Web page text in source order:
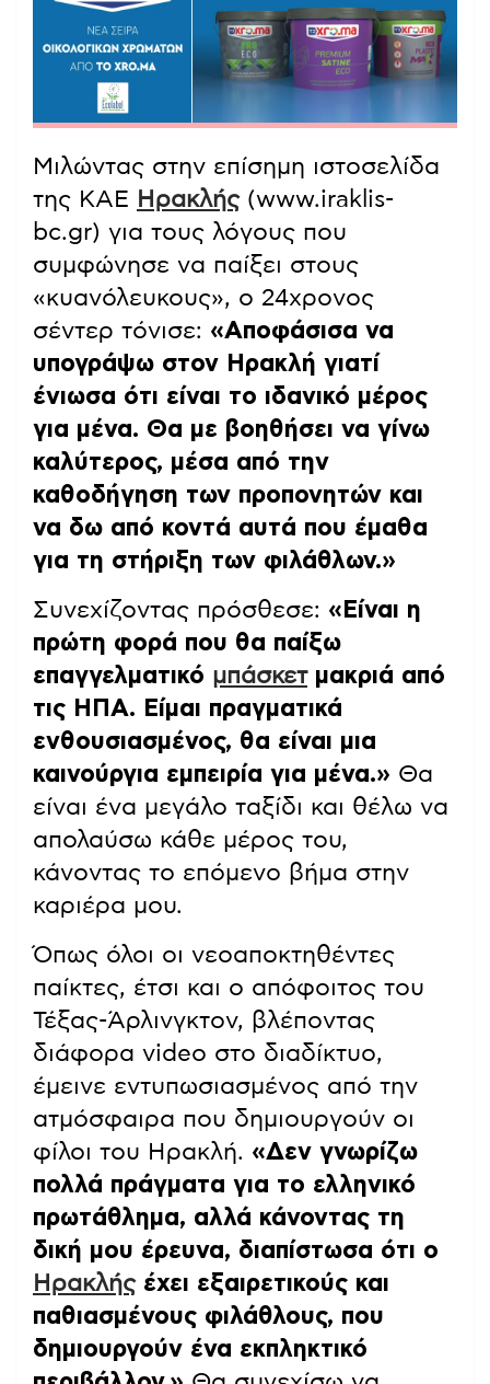
Μιλώντας στην επίσημη ιστοσελίδα
της ΚΑΕ Ηρακλής(www.iraklis-
bc.gr) για τους λόγους που
συμφώνησε να παίξει στους
«κυανόλευκους», ο 24χρονος
σέντερ τόνισε: «Αποφάσισα να
υπογράψω στον Ηρακλή γιατί
ένιωσα ότι είναι το ιδανικό μέρος
για μένα. Θα με βοηθήσει να γίνω
καλύτερος, μέσα από την
καθοδήγηση των προπονητών και
να δω από κοντά αυτά που έμαθα
για τη στήριξη των φιλάθλων.»
Συνεχίζοντας πρόσθεσε: «Είναι η
πρώτη φορά που θα παίξω
επαγγελματικό μπάσκετμακριά από
τις ΗΠΑ. Είμαι πραγματικά
ενθουσιασμένος, θα είναι μια
καινούργια εμπειρία για μένα.» Θα
είναι ένα μεγάλο ταξίδι και θέλω να
απολαύσω κάθε μέρος του,
κάνοντας το επόμενο βήμα στην
καριέρα μου.
Όπως όλοι οι νεοαποκτηθέντες
παίκτες, έτσι και ο απόφοιτος του
Τέξας-Άρλινγκτον, βλέποντας
διάφορα video στο διαδίκτυο,
έμεινε εντυπωσιασμένος από την
ατμόσφαιρα που δημιουργούν οι
φίλοι του Ηρακλή. «Δεν γνωρίζω
πολλά πράγματα για το ελληνικό
πρωτάθλημα, αλλά κάνοντας τη
δική μου έρευνα, διαπίστωσα ότι ο
Ηρακλήςέχει εξαιρετικούς και
παθιασμένους φιλάθλους, που
δημιουργούν ένα εκπληκτικό